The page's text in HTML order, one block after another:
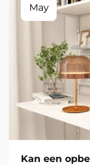
May
Kan een